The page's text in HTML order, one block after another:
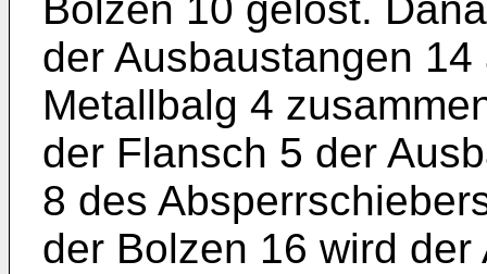
der Ausbaustangen
Metallbalg 4
der Flansch 5 der
8 des
der Bolzen 16 wird